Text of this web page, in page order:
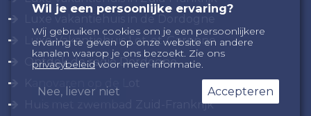
Luxe Vakantiehuis Lot-et-Garonne
Ontdek de regio Dordogne
Huis met zwembad Zuid-Frankrijk
Wil je een persoonlijke ervaring?
Wij gebruiken cookies om je een persoonlijkere
ervaring te geven op onze website en andere
kanalen waarop je ons bezoekt. Zie ons
privacybeleid voor meer informatie.
Nee, liever niet Accepteren